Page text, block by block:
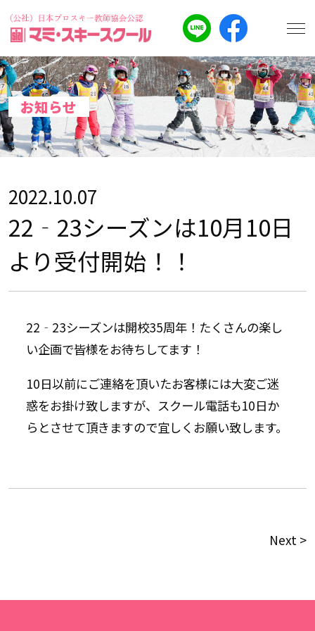
お知らせ
2022.10.07
22‐23シーズンは10月10日
より受付開始！！
22‐23シーズンは開校35周年！たくさんの楽し
い企画で皆様をお待ちしてます！
10日以前にご連絡を頂いたお客様には大変ご迷
惑をお掛け致しますが、スクール電話も10日か
らとさせて頂きますので宜しくお願い致します。
Next >